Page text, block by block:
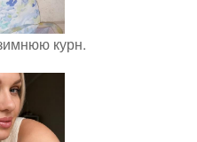
курн.